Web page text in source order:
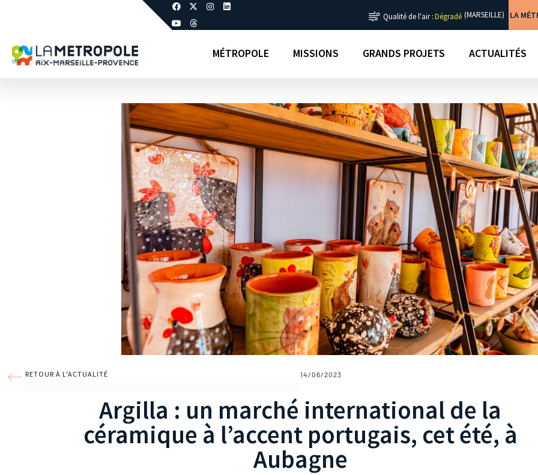
Qualité de l'air :Dégradé (MARSEILLE) LA
MÉTROPOLE MISSIONS GRANDS PROJETS ACTUALITÉS
RETOUR À L'ACTUALITÉ 14/06/2023
Argilla : un marché international de la
céramique à l’accent portugais, cet été, à
Aubagne